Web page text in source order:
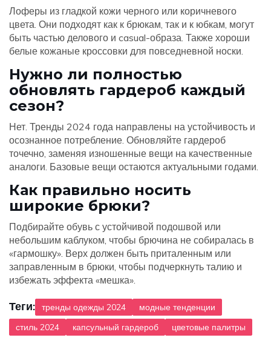
Лоферы из гладкой кожи черного или коричневого
цвета. Они подходят как к брюкам, так и к юбкам, могут
быть частью делового и casual-образа. Также хороши
белые кожаные кроссовки для повседневной носки.
Нужно ли полностью
обновлять гардероб каждый
сезон?
Нет. Тренды 2024 года направлены на устойчивость и
осознанное потребление. Обновляйте гардероб
точечно, заменяя изношенные вещи на качественные
аналоги. Базовые вещи остаются актуальными годами.
Как правильно носить
широкие брюки?
Подбирайте обувь с устойчивой подошвой или
небольшим каблуком, чтобы брючина не собиралась в
«гармошку». Верх должен быть приталенным или
заправленным в брюки, чтобы подчеркнуть талию и
избежать эффекта «мешка».
Теги: тренды одежды 2024
модные тенденции
стиль 2024
капсульный гардероб цветовые палитры